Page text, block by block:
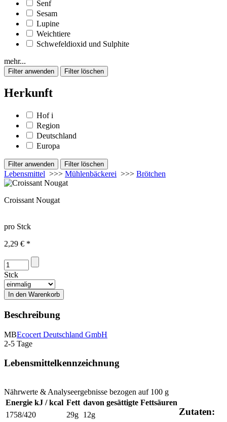
Senf
Sesam
Lupine
Weichtiere
Schwefeldioxid und Sulphite
mehr...
Herkunft
Hof i
Region
Deutschland
Europa
Lebensmittel >>> Mühlenbäckerei >>> Brötchen
Croissant Nougat
pro Stck
2,29 € *
Stck
Beschreibung
MBEcocert Deutschland GmbH
2-5 Tage
Lebensmittelkennzeichnung
Nährwerte & Analyseergebnisse bezogen auf 100 g
Energie kJ / kcal
1758/420
Fett
29g
davon gesättigte Fettsäuren
12g
Zutaten: